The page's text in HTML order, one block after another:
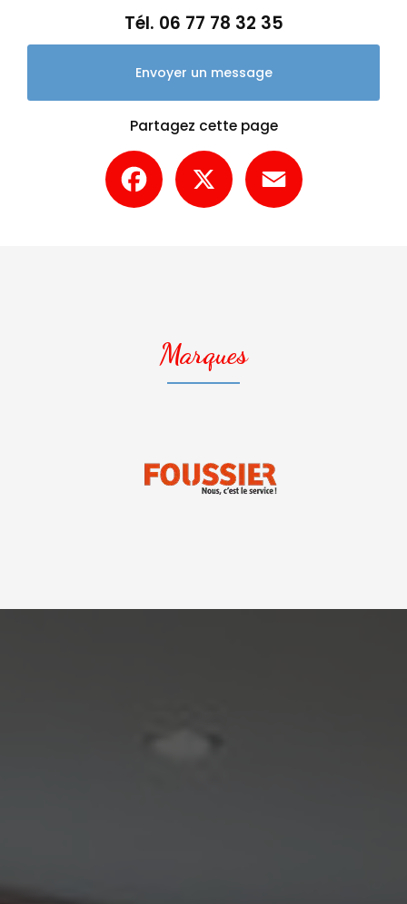
Tél. 06 77 78 32 35
Envoyer un message
Partagez cette page
Facebook
Marques